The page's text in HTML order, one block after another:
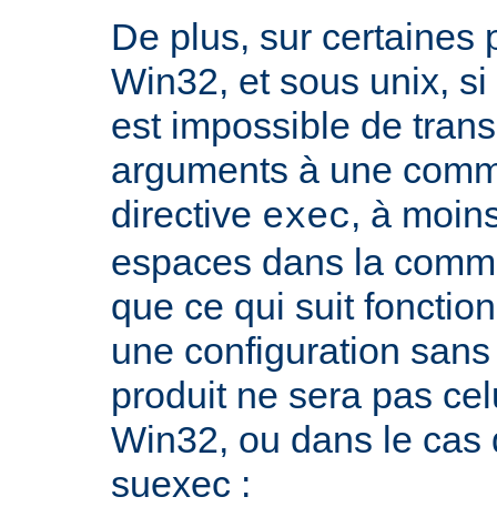
De plus, sur certaines
Win32, et sous unix,
est impossible de
arguments à une
directive exec, à
espaces dans la
que ce qui suit
une configuration
produit ne sera pas
Win32, ou dans le cas
suexec :